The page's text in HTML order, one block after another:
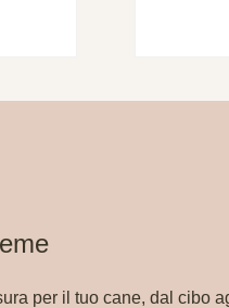
per il tuo cane, dal cibo